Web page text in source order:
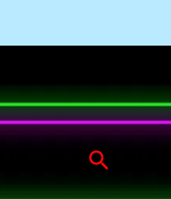
contenido
Buscar